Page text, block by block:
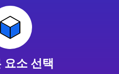
요소 선택